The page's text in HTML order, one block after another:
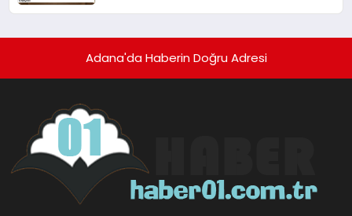
Adana'da Haberin Doğru Adresi